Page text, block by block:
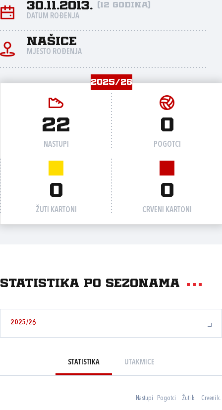
30.11.2013. (12 godina)
DATUM ROĐENJA
Našice
MJESTO ROĐENJA
2025/26
22
NASTUPI
0
POGOTCI
0
ŽUTI KARTONI
0
CRVENI KARTONI
Statistika po sezonama
2025/26
STATISTIKA UTAKMICE
Nastupi Pogotci Žuti k. Crveni k.